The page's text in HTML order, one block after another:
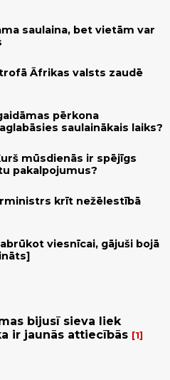
saulaina, bet vietām var
Āfrikas valsts zaudē
pērkona
saulainākais laiks?
mūsdienās ir spējīgs
pakalpojumus?
krīt nežēlestībā
viesnīcai, gājuši bojā
bijusī sieva liek
ir jaunās attiecībās
1